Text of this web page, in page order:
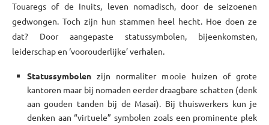
Touaregs of de Inuits, leven nomadisch, door de seizoenen
gedwongen. Toch zijn hun stammen heel hecht. Hoe doen ze
dat? Door aangepaste statussymbolen, bijeenkomsten,
leiderschap en ‘voorouderlijke’ verhalen.
Statussymbolen zijn normaliter mooie huizen of grote
kantoren maar bij nomaden eerder draagbare schatten (denk
aan gouden tanden bij de Masai). Bij thuiswerkers kun je
denken aan “virtuele” symbolen zoals een prominente plek